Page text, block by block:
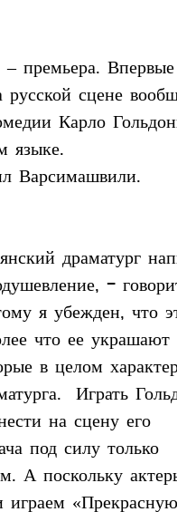
– премьера.
русской сцене
Карло
языке.
Варсимашвили.
драматург
-
я убежден, что
что ее украшают
в целом
Играть
на сцену его
под силу только
А поскольку
играем «Прекрасную